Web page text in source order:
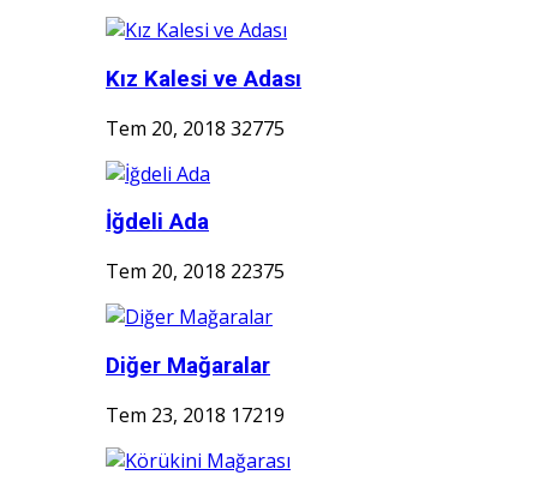
Kız Kalesi ve Adası
Tem 20, 2018 32775
İğdeli Ada
Tem 20, 2018 22375
Diğer Mağaralar
Tem 23, 2018 17219